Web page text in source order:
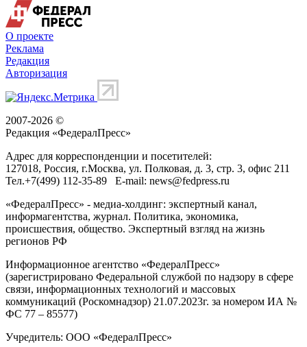
О проекте
Реклама
Редакция
Авторизация
2007-2026 ©
Редакция «ФедералПресс»
Адрес для корреспонденции и посетителей:
127018, Россия, г.Москва, ул. Полковая, д. 3, стр. 3, офис 211
Тел.+7(499) 112-35-89 E-mail: news@fedpress.ru
«ФедералПресс» - медиа-холдинг: экспертный канал,
информагентства, журнал. Политика, экономика,
происшествия, общество. Экспертный взгляд на жизнь
регионов РФ
Информационное агентство «ФедералПресс»
(зарегистрировано Федеральной службой по надзору в сфере
связи, информационных технологий и массовых
коммуникаций (Роскомнадзор) 21.07.2023г. за номером ИА №
ФС 77 – 85577)
Учредитель: ООО «ФедералПресс»